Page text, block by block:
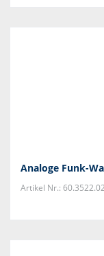
Analoge Funk-
Artikel Nr.: 60.3522.02